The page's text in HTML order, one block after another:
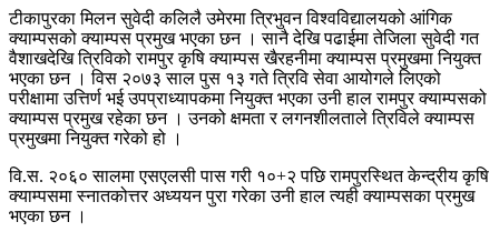
टीकापुरका मिलन सुवेदी कलिलै उमेरमा त्रिभुवन विश्वविद्यालयको आंगिक
क्याम्पसको क्याम्पस प्रमुख भएका छन । सानै देखि पढाईमा तेजिला सुवेदी गत
वैशाखदेखि त्रिविको रामपुर कृषि क्याम्पस खैरहनीमा क्याम्पस प्रमुखमा नियुक्त
भएका छन । विस २०७३ साल पुस १३ गते त्रिवि सेवा आयोगले लिएको
परीक्षामा उत्तिर्ण भई उपप्राध्यापकमा नियुक्त भएका उनी हाल रामपुर क्याम्पसको
क्याम्पस प्रमुख रहेका छन । उनको क्षमता र लगनशीलताले त्रिविले क्याम्पस
प्रमुखमा नियुक्त गरेको हो ।
वि.स. २०६० सालमा एसएलसी पास गरी १०+२ पछि रामपुरस्थित केन्द्रीय कृषि
क्याम्पसमा स्नातकोत्तर अध्ययन पुरा गरेका उनी हाल त्यही क्याम्पसका प्रमुख
भएका छन ।